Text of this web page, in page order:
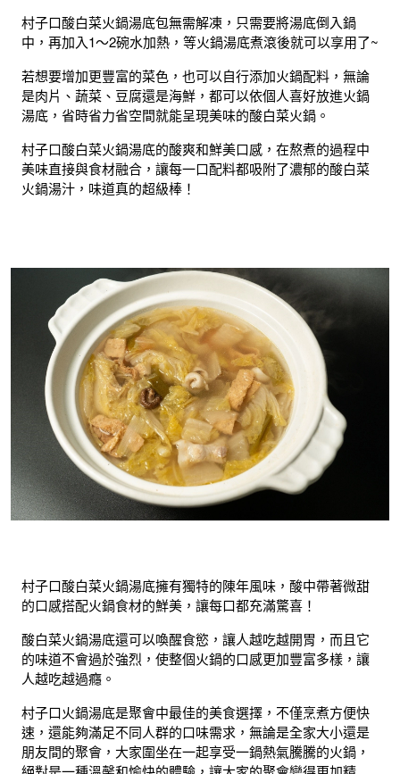
村子口酸白菜火鍋湯底包無需解凍，只需要將湯底倒入鍋
中，再加入1～2碗水加熱，等火鍋湯底煮滾後就可以享用了~
若想要增加更豐富的菜色，也可以自行添加火鍋配料，無論
是肉片、蔬菜、豆腐還是海鮮，都可以依個人喜好放進火鍋
湯底，省時省力省空間就能呈現美味的酸白菜火鍋。
村子口酸白菜火鍋湯底的酸爽和鮮美口感，在熬煮的過程中
美味直接與食材融合，讓每一口配料都吸附了濃郁的酸白菜
火鍋湯汁，味道真的超級棒！
村子口酸白菜火鍋湯底擁有獨特的陳年風味，酸中帶著微甜
的口感搭配火鍋食材的鮮美，讓每口都充滿驚喜！
酸白菜火鍋湯底還可以喚醒食慾，讓人越吃越開胃，而且它
的味道不會過於強烈，使整個火鍋的口感更加豐富多樣，讓
人越吃越過癮。
村子口火鍋湯底是聚會中最佳的美食選擇，不僅烹煮方便快
速，還能夠滿足不同人群的口味需求，無論是全家大小還是
朋友間的聚會，大家圍坐在一起享受一鍋熱氣騰騰的火鍋，